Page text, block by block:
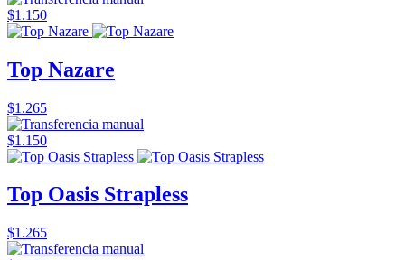
$1.150
Top Nazare
$1.265
$1.150
Top Oasis Strapless
$1.265